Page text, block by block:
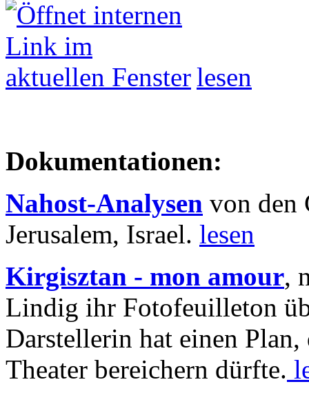
lesen
Dokumentationen:
Nahost-Analysen von den
Jerusalem, Israel. lesen
Kirgisztan - mon amour,
Lindig ihr Fotofeuilleton
Darstellerin hat einen Plan,
Theater bereichern dürfte.